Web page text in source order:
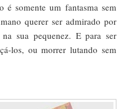
é somente um fantasma sem
querer ser admirado por
sua pequenez. E para ser
los, ou morrer lutando sem